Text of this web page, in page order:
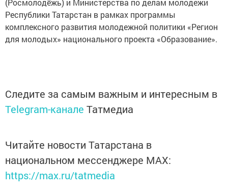
(Росмолодёжь) и Министерства по делам молодежи
Республики Татарстан в рамках программы
комплексного развития молодежной политики «Регион
для молодых» национального проекта «Образование».
Следите за самым важным и интересным в
Telegram-канале Татмедиа
Читайте новости Татарстана в
национальном мессенджере MАХ:
https://max.ru/tatmedia